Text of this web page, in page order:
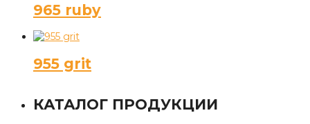
965 ruby
955 grit
КАТАЛОГ ПРОДУКЦИИ